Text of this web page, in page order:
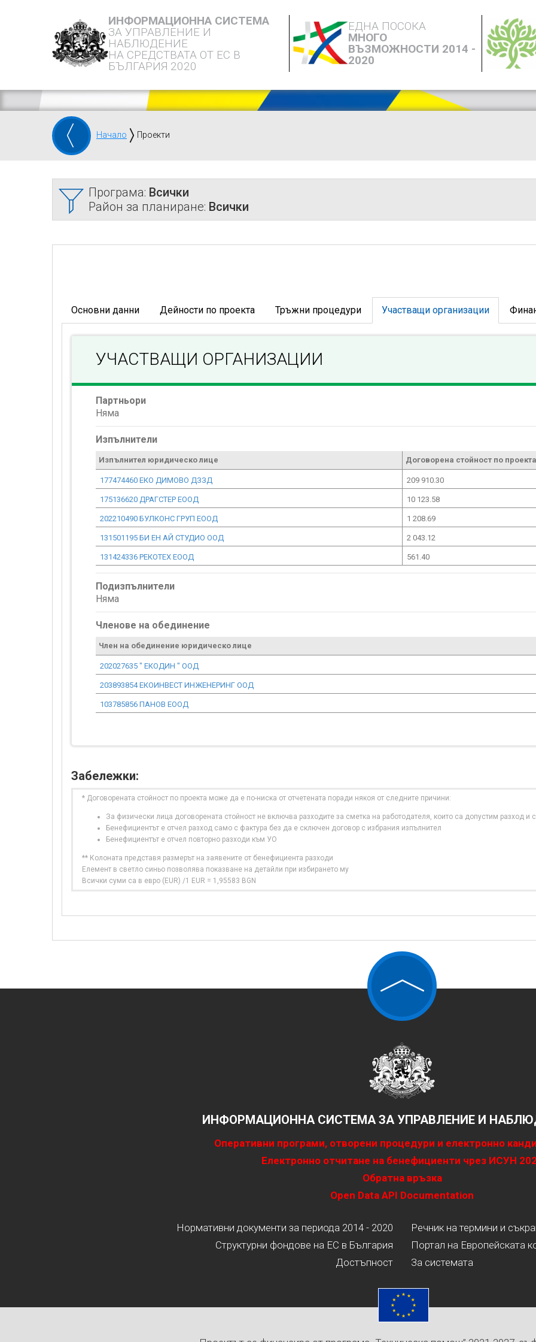
ИНФОРМАЦИОННА СИСТЕМА
ЗА УПРАВЛЕНИЕ И
НАБЛЮДЕНИЕ
НА СРЕДСТВАТА ОТ ЕС В
БЪЛГАРИЯ 2020
ЕДНА ПОСОКА
МНОГО
ВЪЗМОЖНОСТИ 2014 -
2020
Начало Проекти
Програма: Всички
Район за планиране: Всички
Основни данни Дейности по проекта Тръжни процедури Участващи организации
УЧАСТВАЩИ ОРГАНИЗАЦИИ
Партньори
Няма
Изпълнители
Изпълнител юридическо лице Договорена стойност по
177474460 ЕКО ДИМОВО ДЗЗД 209 910.30
175136620 ДРАГСТЕР ЕООД 10 123.58
202210490 БУЛКОНС ГРУП ЕООД 1 208.69
131501195 БИ ЕН АЙ СТУДИО ООД 2 043.12
131424336 РЕКОТЕХ ЕООД 561.40
Подизпълнители
Няма
Членове на обединение
Член на обединение юридическо лице
202027635 " ЕКОДИН " ООД
203893854 ЕКОИНВЕСТ ИНЖЕНЕРИНГ ООД
103785856 ПАНОВ ЕООД
Забележки:
* Договорената стойност по проекта може да е по-ниска от отчетената поради някоя от следните причини:
За физически лица договорената стойност не включва разходите за сметка на работодателя, които са допустим разход и
Бенефициентът е отчел разход само с фактура без да е сключен договор с избрания изпълнител
Бенефициентът е отчел повторно разходи към УО
** Колоната представя размерът на заявените от бенефициента разходи
Елемент в светло синьо позволява показване на детайли при избирането му
Всички суми са в евро (EUR) /1 EUR = 1,95583 BGN
ИНФОРМАЦИОННА СИСТЕМА ЗА УПРАВЛЕНИЕ И
Оперативни програми, отворени процедури и електронно
Електронно отчитане на бенефициенти чрез ИСУН
Обратна връзка
Open Data API Documentation
Нормативни документи за периода 2014 - 2020
Структурни фондове на ЕС в България
Достъпност
Речник на термини и
Портал на Европейската
За системата